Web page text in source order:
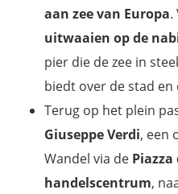
aan zee van Europa.
uitwaaien op de
pier die de zee in
biedt over de stad en
Terug op het plein
Giuseppe Verdi, een
Wandel via de
handelscentrum,